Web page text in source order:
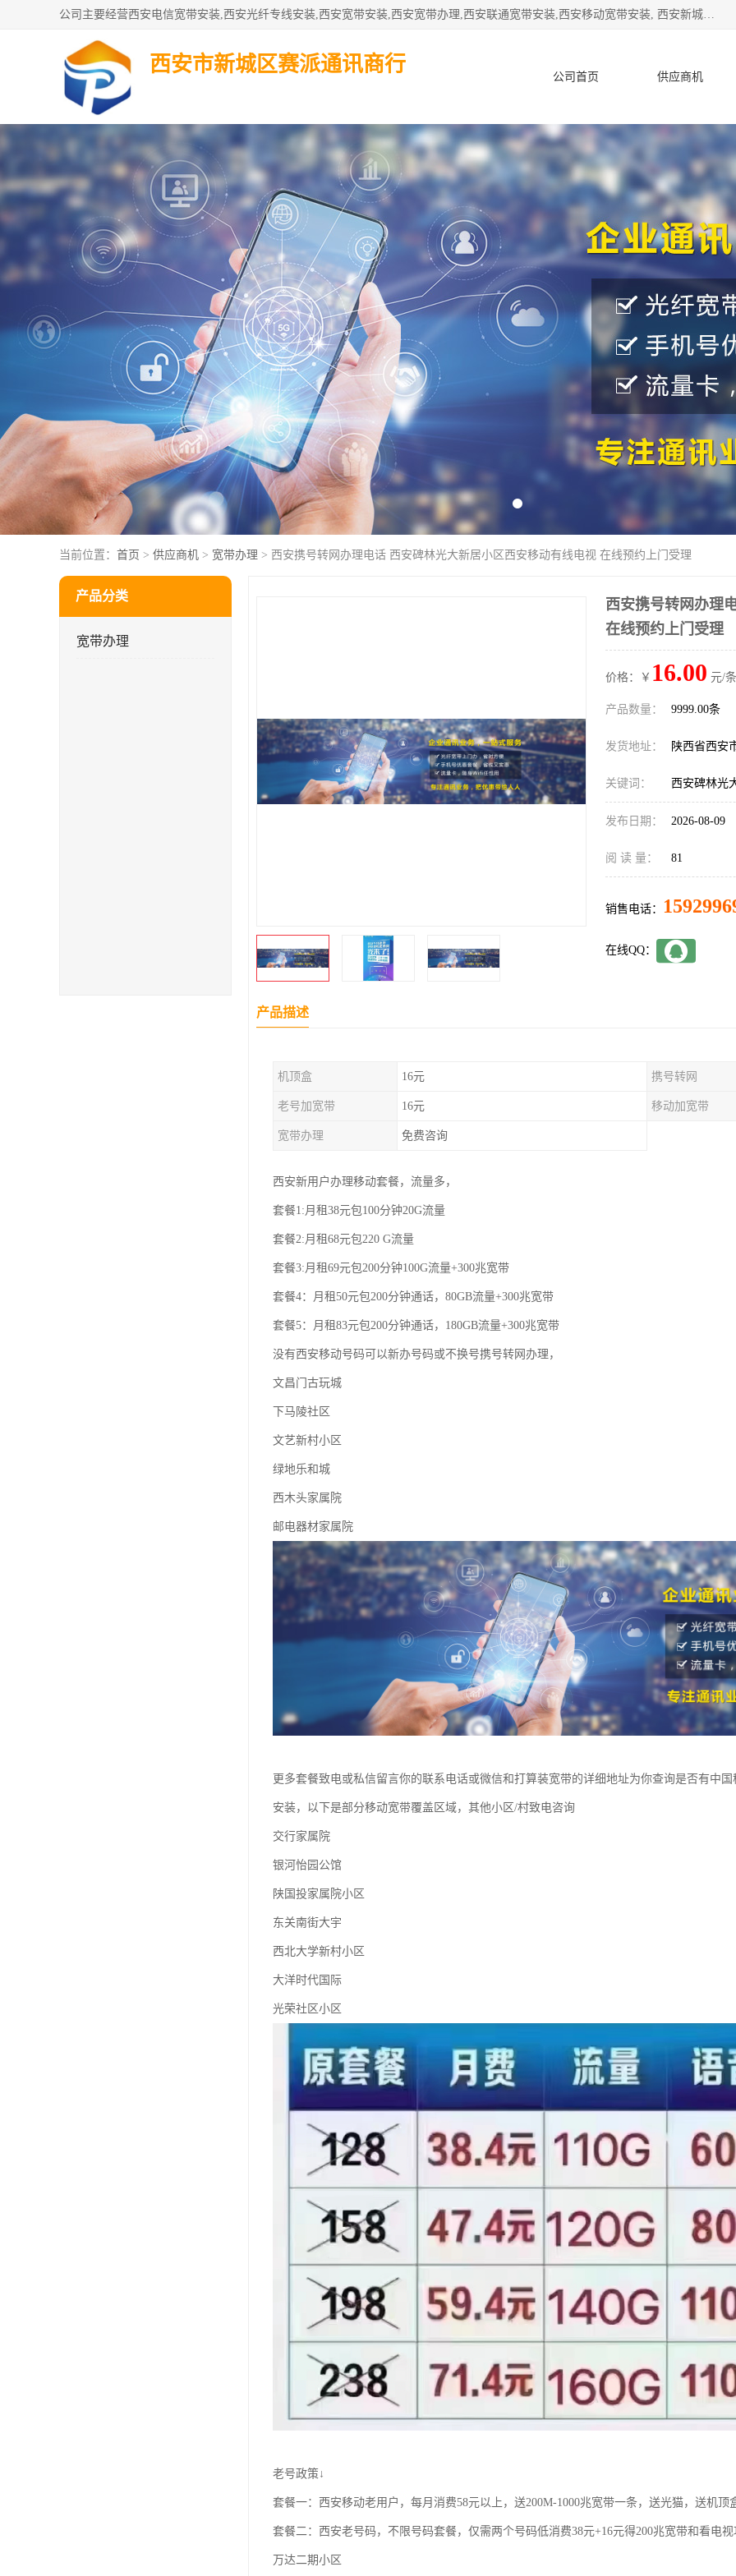
公司主要经营西安电信宽带安装,西安光纤专线安装,西安宽带安装,西安宽带办理,西安联通宽带安装,西安移动宽带安装, 西安新城赛派通讯商行从事西安地区的联通，移动，电信宽带安装，光纤专线安装，宽带办理等业务
西安市新城区赛派通讯商行
公司首页 供应商机
产品知识 客户案例
当前位置： 首页 > 供应商机 > 宽带办理 > 西安携号转网办理电话 西安碑林光大新居小区西安移动有线电视 在线预约上门受理
产品分类
宽带办理
西安携号转网办理
在线预约上门受理
价格：￥ 16.00 元/
产品数量： 9999.00条
发货地址： 陕西省西安
关键词： 西安碑林光
发布日期： 2026-08-09
阅 读 量： 81
销售电话：
在线QQ：
产品描述
机顶盒 16元 携号转网
老号加宽带 16元 移动加宽带
宽带办理 免费咨询
西安新用户办理移动套餐，流量多，
套餐1:月租38元包100分钟20G流量
套餐2:月租68元包220 G流量
套餐3:月租69元包200分钟100G流量+300兆宽带
套餐4：月租50元包200分钟通话，80GB流量+300兆宽带
套餐5：月租83元包200分钟通话，180GB流量+300兆宽带
没有西安移动号码可以新办号码或不换号携号转网办理，
文昌门古玩城
下马陵社区
文艺新村小区
绿地乐和城
西木头家属院
邮电器材家属院
更多套餐致电或私信留言你的联系电话或微信和打算装宽带的详细地址为你查询是否有中
安装，以下是部分移动宽带覆盖区域，其他小区/村致电咨询
交行家属院
银河怡园公馆
陕国投家属院小区
东关南街大宇
西北大学新村小区
大洋时代国际
光荣社区小区
老号政策↓
套餐一：西安移动老用户，每月消费58元以上，送200M-1000兆宽带一条，送光猫，送机顶
套餐二：西安老号码，不限号码套餐，仅需两个号码低消费38元+16元得200兆宽带和看电视
万达二期小区